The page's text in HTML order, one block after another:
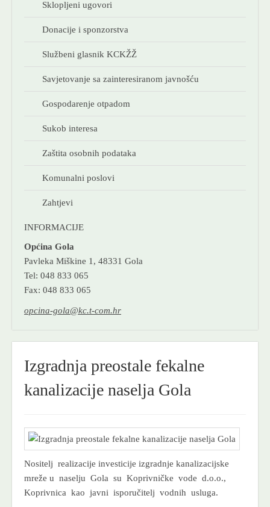
Sklopljeni ugovori
Donacije i sponzorstva
Službeni glasnik KCKŽŽ
Savjetovanje sa zainteresiranom javnošću
Gospodarenje otpadom
Sukob interesa
Zaštita osobnih podataka
Komunalni poslovi
Zahtjevi
INFORMACIJE
Općina Gola
Pavleka Miškine 1, 48331 Gola
Tel: 048 833 065
Fax: 048 833 065
opcina-gola@kc.t-com.hr
Izgradnja preostale fekalne
kanalizacije naselja Gola
Nositelj realizacije investicije izgradnje kanalizacijske
mreže u naselju Gola su Koprivničke vode d.o.o.,
Koprivnica kao javni isporučitelj vodnih usluga.